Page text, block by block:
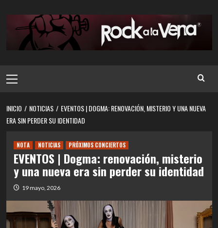
contenido
principal
INICIO NOTICIAS
EVENTOS | DOGMA: RENOVACIÓN, MISTERIO Y UNA NUEVA
ERA SIN PERDER SU IDENTIDAD
NOTA NOTICIAS PRÓXIMOS CONCIERTOS
EVENTOS | Dogma: renovación, misterio
y una nueva era sin perder su identidad
19 mayo, 2026